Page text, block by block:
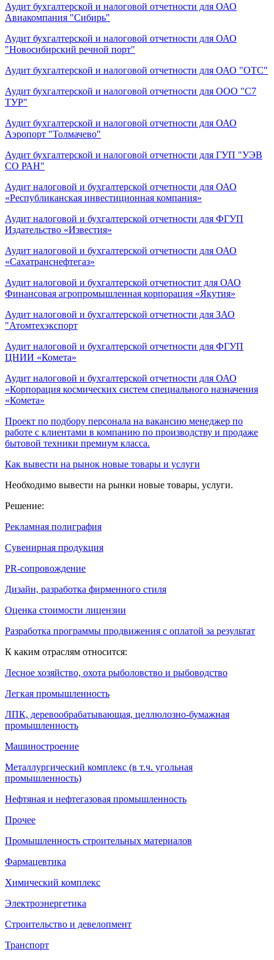
Аудит бухгалтерской и налоговой отчетности для ОАО
Авиакомпания "Сибирь"
Аудит бухгалтерской и налоговой отчетности для ОАО
"Новосибирский речной порт"
Аудит бухгалтерской и налоговой отчетности для ОАО "ОТС"
Аудит бухгалтерской и налоговой отчетности для ООО "С7
ТУР"
Аудит бухгалтерской и налоговой отчетности для ОАО
Аэропорт "Толмачево"
Аудит бухгалтерской и налоговой отчетности для ГУП "УЭВ
СО РАН"
Аудит налоговой и бухгалтерской отчетности для ОАО
«Республиканская инвестиционная компания»
Аудит налоговой и бухгалтерской отчетности для ФГУП
Издательство «Известия»
Аудит налоговой и бухгалтерской отчетности для ОАО
«Сахатранснефтегаз»
Аудит налоговой и бухгалтерской отчетностит для ОАО
Финансовая агропромышленная корпорация «Якутия»
Аудит налоговой и бухгалтерской отчетности для ЗАО
"Атомтехэкспорт
Аудит налоговой и бухгалтерской отчетности для ФГУП
ЦНИИ «Комета»
Аудит налоговой и бухгалтерской отчетности для ОАО
«Корпорация космических систем специального назначения
«Комета»
Проект по подбору персонала на вакансию менеджер по
работе с клиентами в компанию по производству и продаже
бытовой техники премиум класса.
Как вывести на рынок новые товары и услуги
Необходимо вывести на рынки новые товары, услуги.
Решение:
Рекламная полиграфия
Сувенирная продукция
PR-сопровождение
Дизайн, разработка фирменного стиля
Оценка стоимости лицензии
Разработка программы продвижения с оплатой за результат
К каким отраслям относится:
Лесное хозяйство, охота рыболовство и рыбоводство
Легкая промышленность
ЛПК, деревообрабатывающая, целлюлозно-бумажная
промышленность
Машиностроение
Металлургический комплекс (в т.ч. угольная
промышленность)
Нефтяная и нефтегазовая промышленность
Прочее
Промышленность строительных материалов
Фармацевтика
Химический комплекс
Электроэнергетика
Строительство и девелопмент
Транспорт